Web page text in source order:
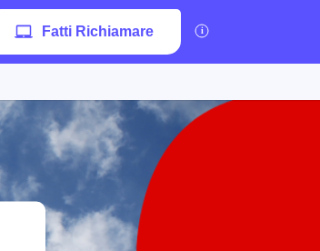
Fatti Richiamare